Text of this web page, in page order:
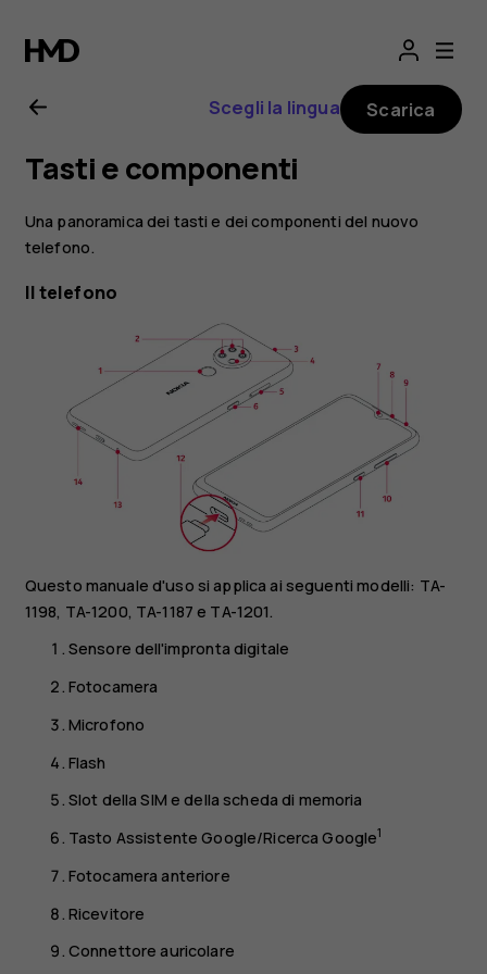
Manuale
d’uso
del
Nokia
6.2
Scegli la lingua Scarica
Tasti e componenti
Una panoramica dei tasti e dei componenti del nuovo
telefono.
Il telefono
Questo manuale d'uso si applica ai seguenti modelli: TA-
1198, TA-1200, TA-1187 e TA-1201.
Sensore dell'impronta digitale
Fotocamera
Microfono
Flash
Slot della SIM e della scheda di memoria
Tasto Assistente Google/Ricerca Google1
Fotocamera anteriore
Ricevitore
Connettore auricolare